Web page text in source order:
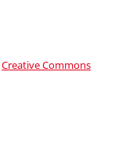
Creative Commons